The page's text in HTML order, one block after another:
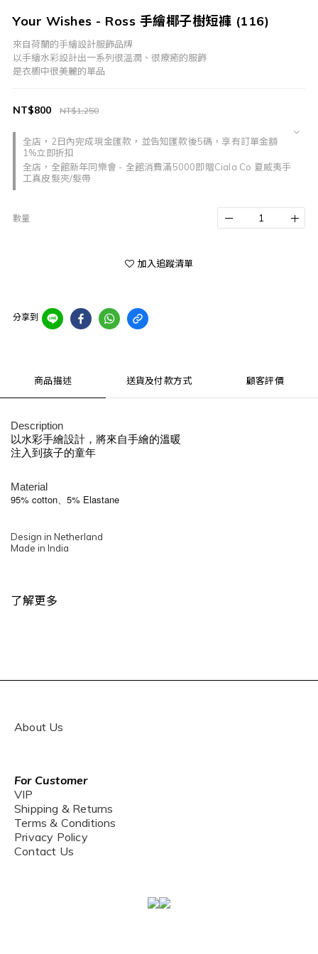
Your Wishes - Ross 手繪椰子樹短褲 (116)
來自荷蘭的手繪設計服飾品牌
以手繪水彩設計出一系列很溫潤、很療癒的服飾
是衣櫥中很美麗的單品
全店，2日內完成現金匯款，並告知匯款後5碼，享有訂單金額
1%立即折扣
全店，全館新年同樂會 - 全館消費滿5000即贈Ciala Co 夏威夷手
工真皮髮夾/髮帶
NT$1,250
NT$800
數量
加入追蹤清單
分享到
商品描述 送貨及付款方式 顧客評價
Description
以水彩手繪設計，將來自手繪的溫暖
注入到孩子的童年
Material
95% cotton、5% Elastane
Design in Netherland
Made in India
了解更多
About Us
For Customer
VIP
Shipping & Returns
Terms & Conditions
Privacy Policy
Contact Us